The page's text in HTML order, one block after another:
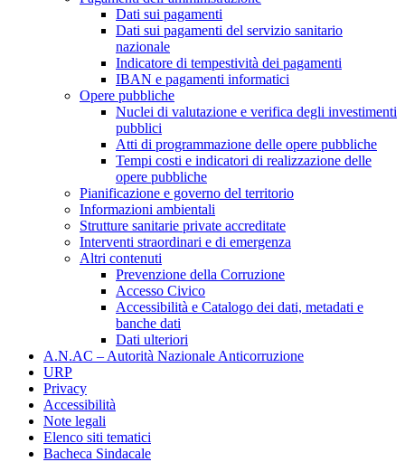
Dati sui pagamenti
Dati sui pagamenti del servizio sanitario
nazionale
Indicatore di tempestività dei pagamenti
IBAN e pagamenti informatici
Opere pubbliche
Nuclei di valutazione e verifica degli investimenti
pubblici
Atti di programmazione delle opere pubbliche
Tempi costi e indicatori di realizzazione delle
opere pubbliche
Pianificazione e governo del territorio
Informazioni ambientali
Strutture sanitarie private accreditate
Interventi straordinari e di emergenza
Altri contenuti
Prevenzione della Corruzione
Accesso Civico
Accessibilità e Catalogo dei dati, metadati e
banche dati
Dati ulteriori
A.N.AC – Autorità Nazionale Anticorruzione
URP
Privacy
Accessibilità
Note legali
Elenco siti tematici
Bacheca Sindacale